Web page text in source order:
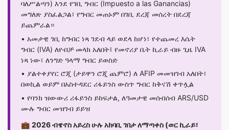
ባለሥልጣን) እንደ የገቢ ግብር (Impuesto a las Ganancias)
መግለጽ ያስፈልጋል፣ የግብር መጠኑም በገቢ ደረጃ መሰረት በደረጃ
ይጨምራል።
• አመታዊ ገቢ ከግብር ነጻ ገደብ ላይ ወደላ ከሆነ፣ የተጨመረ እሴት
ግብር (IVA) ለየብቻ መላክ አለበት፤ የመኖሪያ ቤት ኪራይ ብዙ ጊዜ IVA
ነጻ ነው፣ ለንግድ ዓላማ ግብር ይወስድ
• ያልተቀያየር ሮጂ (ታይዋን ሮጂ ጨምሮ) ለ AFIP መመዝገብ አለበት፣
በወኪል ወይም በአስተዳደር ሪፋይንስ ውስጥ ግብር ከቅናሽ ቀጥሏል
• የባንክ ዝውውሪ ሪፋይንስ ይከፍታል, ለዓመታዊ መሰብሰብ ARS/USD
ሙሉ ግብር መዝገብ ይይዝ
💼 2026 ብዌኖስ አይረስ ሁሉ አክባቢ ገበታ ለማጣቀስ (ወር ኪራይ፣